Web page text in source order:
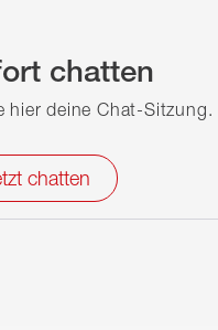
chatten
hier deine Chat-Sitzung.
chatten